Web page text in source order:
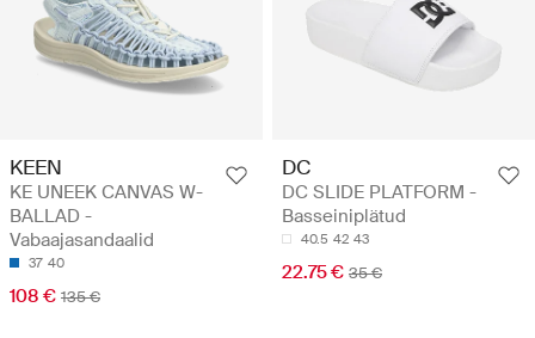
KEEN
KE UNEEK CANVAS W-
BALLAD -
Vabaajasandaalid
37 40
108 € 135 €
DC
DC SLIDE PLATFORM -
Basseiniplätud
40.5 42 43
22.75 € 35 €